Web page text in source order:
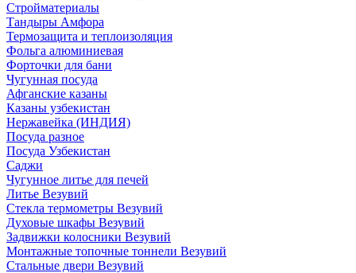
Стройматериалы
Тандыры Амфора
Термозащита и теплоизоляция
Фольга алюминиевая
Форточки для бани
Чугунная посуда
Афганские казаны
Казаны узбекистан
Нержавейка (ИНДИЯ)
Посуда разное
Посуда Узбекистан
Саджи
Чугунное литье для печей
Литье Везувий
Стекла термометры Везувий
Духовые шкафы Везувий
Задвижки колосники Везувий
Монтажные топочные тоннели Везувий
Стальные двери Везувий